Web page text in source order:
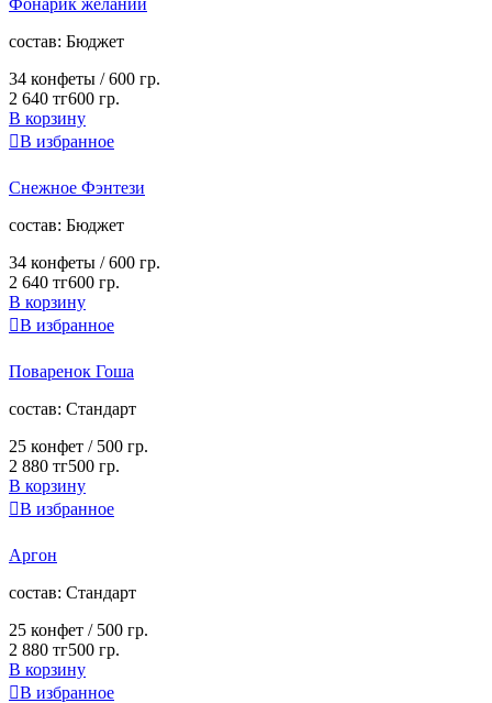
cостав: Бюджет
34 конфеты /600 гр.
2 640 тг600 гр.
В корзину
В избранное
Снежное Фэнтези
cостав: Бюджет
34 конфеты /600 гр.
2 640 тг600 гр.
В корзину
В избранное
Поваренок Гоша
cостав: Стандарт
25 конфет / 500 гр.
2 880 тг500 гр.
В корзину
В избранное
Аргон
cостав: Стандарт
25 конфет / 500 гр.
2 880 тг500 гр.
В корзину
В избранное